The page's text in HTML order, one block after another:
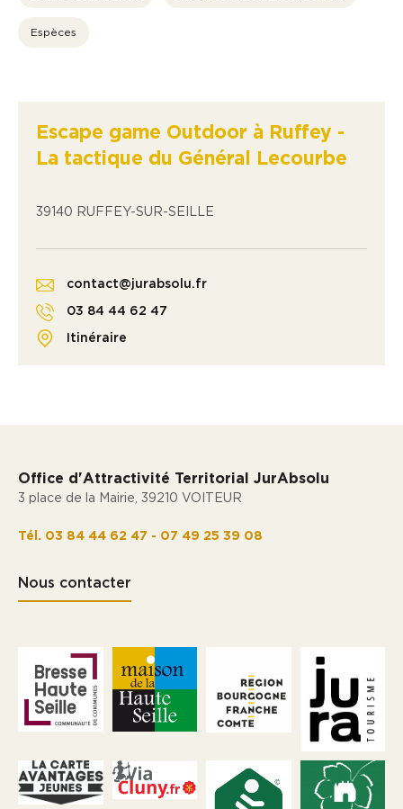
Escape game Outdoor à Ruffey -
La tactique du Général Lecourbe
39140 RUFFEY-SUR-SEILLE
contact@jurabsolu.fr
03 84 44 62 47
Itinéraire
Espèces
Office d'Attractivité Territorial JurAbsolu
3 place de la Mairie, 39210 VOITEUR
Tél. 03 84 44 62 47 - 07 49 25 39 08
Nous contacter